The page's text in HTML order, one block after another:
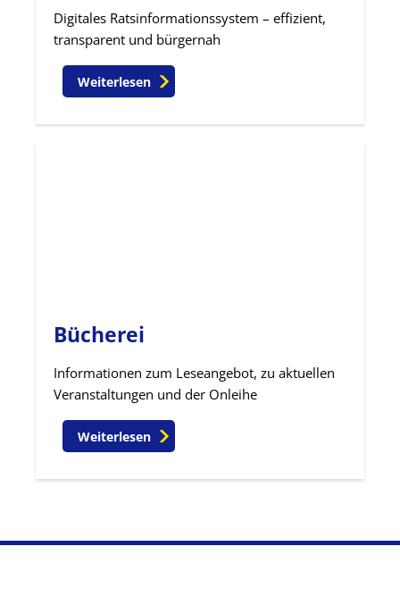
Digitales Ratsinformationssystem – effizient,
transparent und bürgernah
Weiterlesen
Bücherei
Informationen zum Leseangebot, zu aktuellen
Veranstaltungen und der Onleihe
Weiterlesen